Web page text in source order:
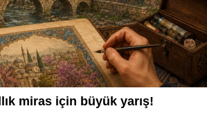
miras için büyük yarış!